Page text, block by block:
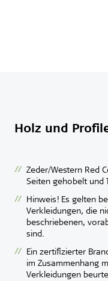
Holz und
Zeder/Western Red
Seiten gehobelt und
Hinweis! Es gelten
Verkleidungen, die
beschriebenen,
sind.
Ein zertifizierter
im Zusammenhang
Verkleidungen